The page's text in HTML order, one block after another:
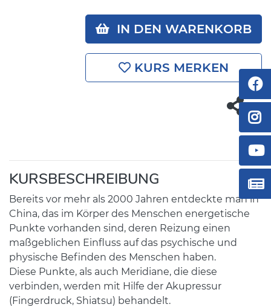
IN DEN WARENKORB
KURS MERKEN
KURSBESCHREIBUNG
Bereits vor mehr als 2000 Jahren entdeckte man in
China, das im Körper des Menschen energetische
Punkte vorhanden sind, deren Reizung einen
maßgeblichen Einfluss auf das psychische und
physische Befinden des Menschen haben.
Diese Punkte, als auch Meridiane, die diese
verbinden, werden mit Hilfe der Akupressur
(Fingerdruck, Shiatsu) behandelt.